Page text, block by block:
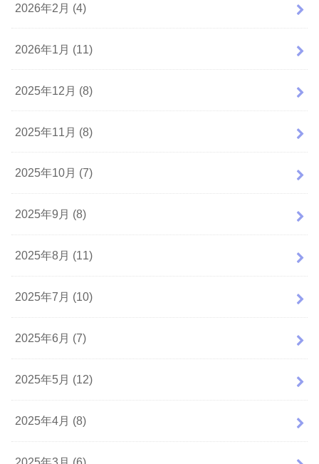
2026年2月 (4)
2026年1月 (11)
2025年12月 (8)
2025年11月 (8)
2025年10月 (7)
2025年9月 (8)
2025年8月 (11)
2025年7月 (10)
2025年6月 (7)
2025年5月 (12)
2025年4月 (8)